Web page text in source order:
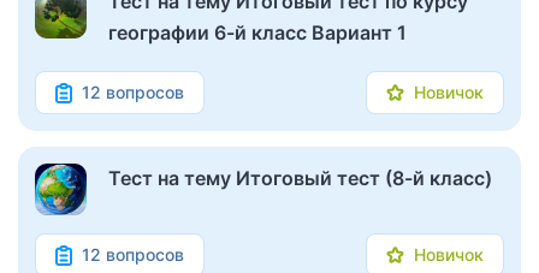
географии 6-й класс Вариант 1
12 вопросов Новичок
Тест на тему Итоговый тест (8-й класс)
12 вопросов Новичок